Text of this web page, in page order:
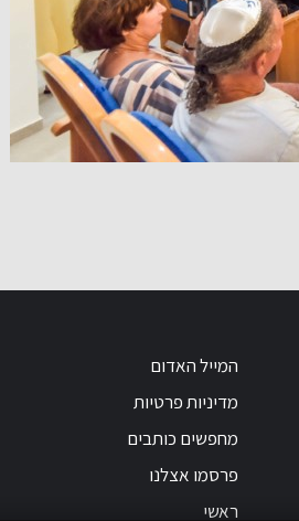
המייל האדום
מדיניות פרטיות
מחפשים כותבים
פרסמו אצלנו
ראשי